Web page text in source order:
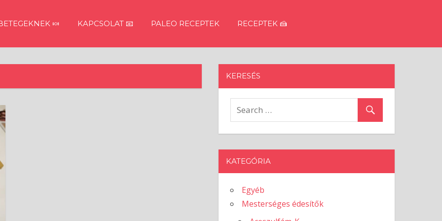
🍬 KAPCSOLAT 📧 PALEO RECEPTEK RECEPTEK 🍰
KERESÉS
KATEGÓRIA
Egyéb
Mesterséges édesítők